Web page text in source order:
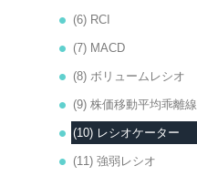
(6) RCI
(7) MACD
(8) ボリュームレシオ
(9) 株価移動平均乖離線
(10) レシオケーター
(11) 強弱レシオ